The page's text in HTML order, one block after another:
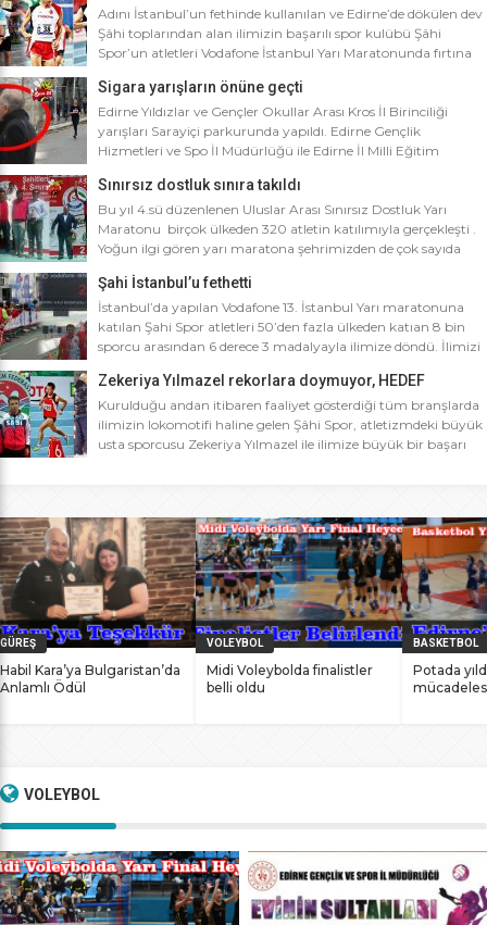
Adını İstanbul’un fethinde kullanılan ve Edirne’de dökülen dev
Şâhi toplarından alan ilimizin başarılı spor kulübü Şâhi
Spor’un atletleri Vodafone İstanbul Yarı Maratonunda fırtına
Vodafone İstanbul Yarı Maratonu’na ilimizden Şâhi Spor 5
sporcusuyla katıldı. Vodafone İstanbul Yarı Maratonu 10 bin
metre yarışına toplamda 4 bin […]
Sigara yarışların önüne geçti
Edirne Yıldızlar ve Gençler Okullar Arası Kros İl Birinciliği
yarışları Sarayiçi parkurunda yapıldı. Edirne Gençlik
Hizmetleri ve Spo İl Müdürlüğü ile Edirne İl Milli Eğitim
Birinciliği yarışları Sarayiçi parkurunda yapıldı. Oldukça soğuk
ve yağmurlu bir havada düzenlenen yarışlara katılımın
yoğun olması atletizm adına sevindirici bulunurken Atletizm
Federasyonu İl […]
Sınırsız dostluk sınıra takıldı
Bu yıl 4.sü düzenlenen Uluslar Arası Sınırsız Dostluk Yarı
Maratonu birçok ülkeden 320 atletin katılımıyla gerçekleşti .
Yoğun ilgi gören yarı maratona şehrimizden de çok sayıda
Ali Soydan tarafından yeni kurulmasına rağmen bir çok
branşta başarıdan başarıya koşan Edirne Al Kan Spor Kulübü
de […]
Şahi İstanbul’u fethetti
İstanbul’da yapılan Vodafone 13. İstanbul Yarı maratonuna
katılan Şahi Spor atletleri 50’den fazla ülkeden katıan 8 bin
sporcu arasından 6 derece 3 madalyayla ilimize döndü. İlimizi
spor, başarılarına bir yensini ekledi. İstanbul’da yapılan ve
50’yi aşkın ülkeden 8 bin sporcunun katıldığı Vodafone 13.
İstanbul Yarı Maratonuna katılan […]
Zekeriya Yılmazel rekorlara doymuyor, HEDEF
OLİMPİYAT ŞAMPİYONLUĞU
Kurulduğu andan itibaren faaliyet gösterdiği tüm branşlarda
ilimizin lokomotifi haline gelen Şâhi Spor, atletizmdeki büyük
usta sporcusu Zekeriya Yılmazel ile ilimize büyük bir başarı
başarılarına yenilerini ekledi. İstanbul Ataköy’de 11-12 Mart
2017 tarihlerinde düzenlenen Masterlar […]
GÜREŞ
Habil Kara’ya Bulgaristan’da
Anlamlı Ödül
VOLEYBOL
Midi Voleybolda finalistler
belli oldu
BASKETBOL
Potada
VOLEYBOL